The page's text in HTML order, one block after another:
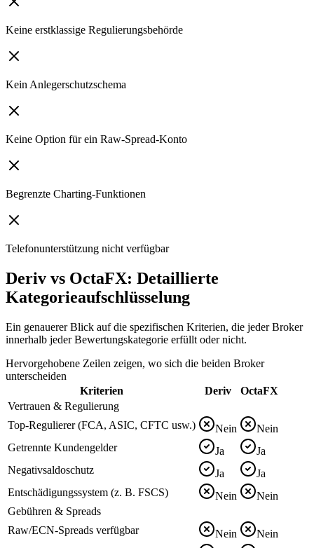
Keine erstklassige Regulierungsbehörde
Kein Anlegerschutzschema
Keine Option für ein Raw-Spread-Konto
Begrenzte Charting-Funktionen
Telefonunterstützung nicht verfügbar
Deriv vs OctaFX: Detaillierte
Kategorieaufschlüsselung
Ein genauerer Blick auf die spezifischen Kriterien, die jeder Broker
innerhalb jeder Bewertungskategorie erfüllt oder nicht.
Hervorgehobene Zeilen zeigen, wo sich die beiden Broker
unterscheiden
Kriterien
Deriv
OctaFX
Vertrauen & Regulierung
Top-Regulierer (FCA, ASIC, CFTC usw.)
Nein
Nein
Getrennte Kundengelder
Ja
Ja
Negativsaldoschutz
Ja
Ja
Entschädigungssystem (z. B. FSCS)
Nein
Nein
Gebühren & Spreads
Raw/ECN-Spreads verfügbar
Nein
Nein